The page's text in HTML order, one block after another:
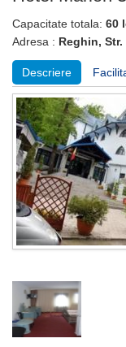
Capacitate totala: 60
Adresa : Reghin,
Descriere